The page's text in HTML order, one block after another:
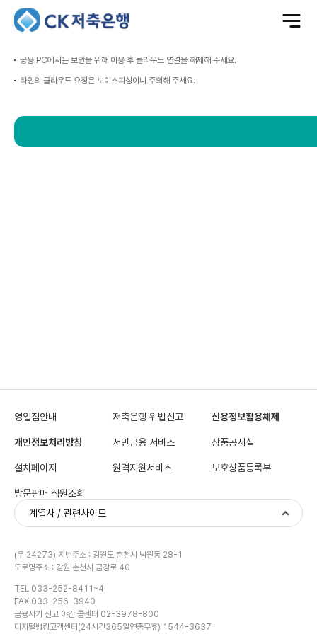
전
체
공용 PC에서는 보안을 위해 이용 후 클라우드 연결을 해제해 주세요.
타인의 클라우드 요청은 보이스피싱이니 주의해 주세요.
영업점안내 저축은행 위법신고 신용정보활용체제
개인정보처리방침 서민금융 서비스 상품공시실
설치페이지 원격지원서비스 보호상품등록부
방문판매 직원조회
계열사 / 관련사이트
(우 24273) 지번주소 : 강원도 춘천시 낙원동 28-1
도로명주소 : 강원 춘천시 금강로 40
TEL 033-252-8411~4
FAX 033-256-3940
금융사기 신고 야간 콜센터 02-3978-800
디지털뱅킹고객센터(24시간365일연중무휴) 1544-3637